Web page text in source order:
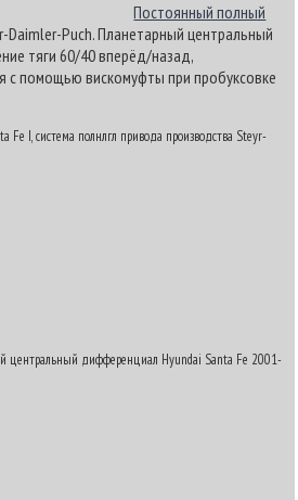
Постоянный полный
Daimler-Puch. Планетарный центральный
тяги 60/40 вперёд/назад,
с помощью вискомуфты при пробуксовке
Fe I, система полнлгл привода производства Steyr-
центральный дифференциал Hyundai Santa Fe 2001-